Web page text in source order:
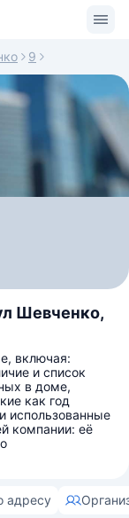
9
Шевченко,
включая:
и список
в доме,
как год
использованные
компании: её
адресу